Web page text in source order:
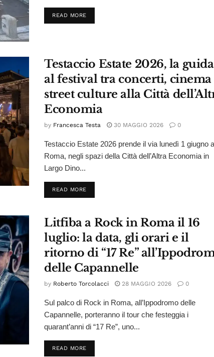
READ MOREDETAILS
Testaccio Estate 2026, la guida
al festival tra concerti, cinema
street culture alla Città
Economia
by Francesca Testa 30 MAGGIO 2026 0
Testaccio Estate 2026 prende il via lunedì 1 giugno a
Roma, negli spazi della Città dell’Altra Economia in
Largo Dino...
READ MOREDETAILS
Litfiba a Rock in Roma il 16
luglio: la data, gli orari e il
ritorno di “17 Re”
delle Capannelle
by Roberto Torcolacci 28 MAGGIO 2026 0
Sul palco di Rock in Roma, all’Ippodromo delle
Capannelle, porteranno il tour che festeggia i
quarant’anni di “17 Re”, uno...
READ MOREDETAILS